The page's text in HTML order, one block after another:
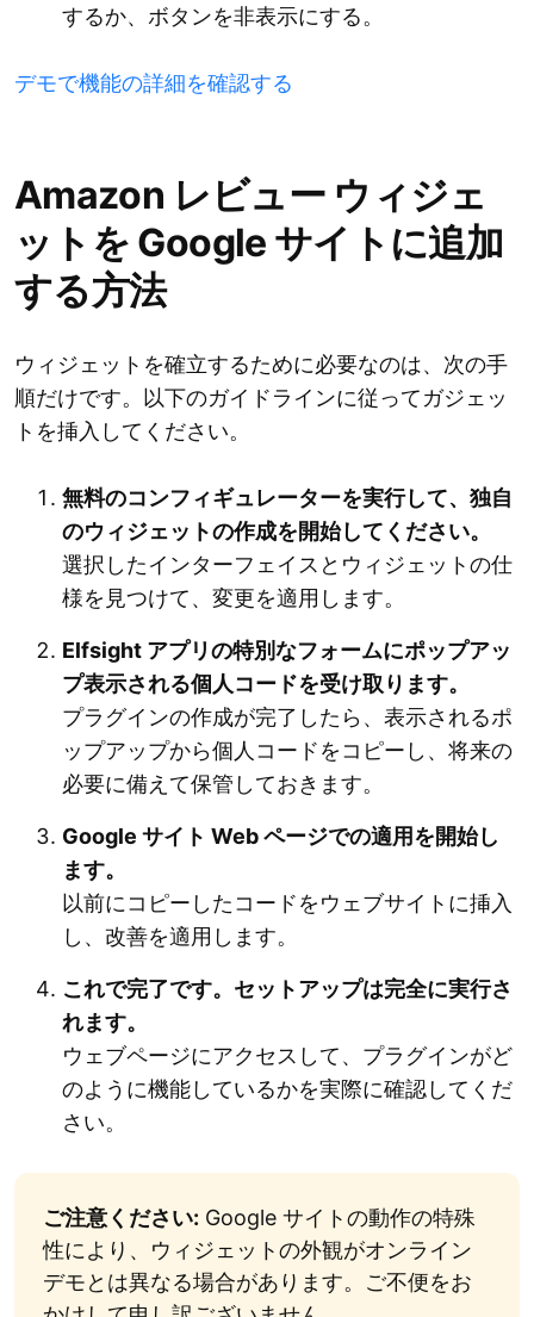
するか、ボタンを非表示にする。
デモで機能の詳細を確認する
Amazon レビュー ウィジェ
ットを Google サイトに追加
する方法
ウィジェットを確立するために必要なのは、次の手
順だけです。以下のガイドラインに従ってガジェッ
トを挿入してください。
無料のコンフィギュレーターを実行して、独自
のウィジェットの作成を開始してください。
選択したインターフェイスとウィジェットの仕
様を見つけて、変更を適用します。
Elfsight アプリの特別なフォームにポップアッ
プ表示される個人コードを受け取ります。
プラグインの作成が完了したら、表示されるポ
ップアップから個人コードをコピーし、将来の
必要に備えて保管しておきます。
Google サイト Web ページでの適用を開始し
ます。
以前にコピーしたコードをウェブサイトに挿入
し、改善を適用します。
これで完了です。セットアップは完全に実行さ
れます。
ウェブページにアクセスして、プラグインがど
のように機能しているかを実際に確認してくだ
さい。
ご注意ください: Google サイトの動作の特殊
性により、ウィジェットの外観がオンライン
デモとは異なる場合があります。ご不便をお